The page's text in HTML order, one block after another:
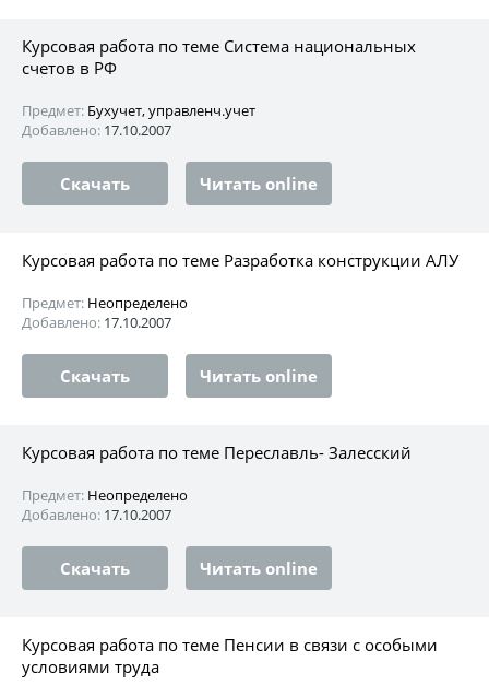
Курсовая работа по теме Система национальных
счетов в РФ
Предмет: Бухучет, управленч.учет
Добавлено: 17.10.2007
Скачать Читать online
Курсовая работа по теме Разработка конструкции АЛУ
Предмет: Неопределено
Добавлено: 17.10.2007
Скачать Читать online
Курсовая работа по теме Переславль- Залесский
Предмет: Неопределено
Добавлено: 17.10.2007
Скачать Читать online
Курсовая работа по теме Пенсии в связи с особыми
условиями труда